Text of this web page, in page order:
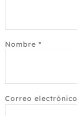
Nombre *
Correo electrónico